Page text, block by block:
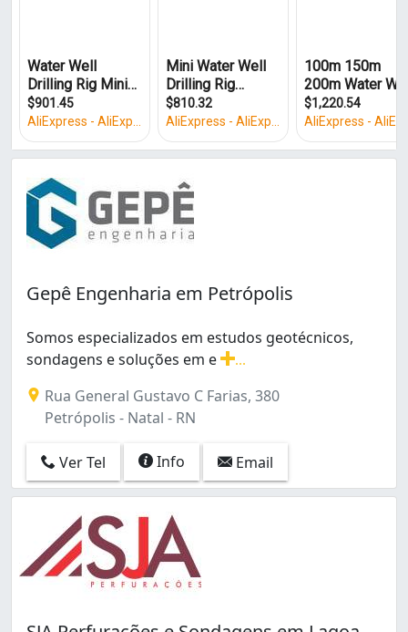
Gepê Engenharia em Petrópolis
Somos especializados em estudos geotécnicos,
sondagens e soluções em e
Rua General Gustavo C Farias, 380
Petrópolis - Natal - RN
Ver Tel Info Email